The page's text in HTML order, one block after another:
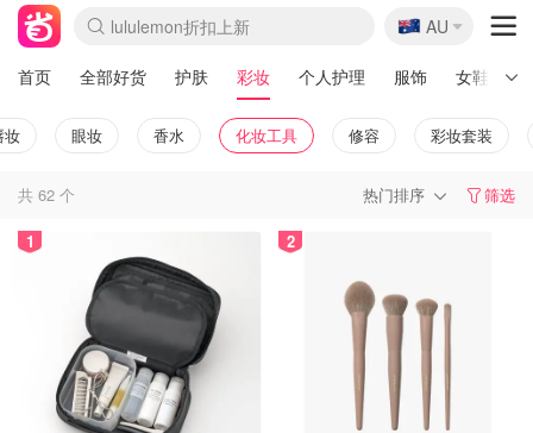
lululemon折扣上新
Sasa美妆护肤3.5折
SSENSE年中3折
FreshBeauty好价汇总
Cettire降价+叠9折
WWS Coles超市实拍
viagogo二手票捡漏
Myer超级周末1折
The Outnet奢牌1折起
David Jones 3折起
Flannels大牌1折
Perfumes Club护肤1折
AMIRO返校季6.2折
Amazon折扣汇总
eToro入金$200送$50
Amazon数码好物
ICONIC本周7.5折
ThedoubleF高奢地板价
Moose Knuckles 6折
丝芙兰5折起
EUFY官网3.7折起
Selenichast首饰2折
Trip机票酒店促销
YSL送5件彩妆礼
Amazon家居好物
Amazon美妆护肤
雅漾大喷$8
过敏原检测盒$33
伊索独家赠50ml沐浴露
科颜氏清仓3折
SEALIFE海洋馆门票6折
丝塔芙大白罐$16
订阅Newsletter送香薰
Cult Beauty 6.8折
Harrods圣诞日历2.3折
LN-CC奢牌私促3折
d'Alba空姐喷雾$16
EVE LOM套装逆天2折
Bernardelli独家4折
Adore Beauty 6折起
CT圣诞日历
Mytheresa奢品2.7折
Luxury Escapes 9折
Currentbody美容仪9折
MOON Garden Live
ALLSAINTS美衣3折
Roborock扫地机3.7折
Tingo Life水杯$24
Valentino官网5折
CR洗发护发6.3折
修丽可套装7.4折
Myer彩妆2件7折
GANNI官网4.5折
Stylevana韩妆4折
Tessabit高奢8.5折
OGX洗护4折
Amazon阿德莱德次日达
卡诗8.5折+赠礼
Philips Hue灯具8折
🇦🇺
AU
首页 全部好货 护肤 彩妆 个人护理 服饰 女鞋
妆 眼妆 香水 化妆工具 修容 彩妆套装
共 62 个 热门排序 筛选
1 2